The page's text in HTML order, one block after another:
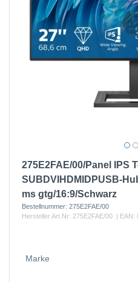
275E2FAE/00/Panel IPS
SUBDVIHDMIDPUSB-
ms gtg/16:9/Schwarz
Bestellnummer: 275E2FAE/00
Hersteller Art.Nr: 275E2FAE/00 | EAN:
Marke